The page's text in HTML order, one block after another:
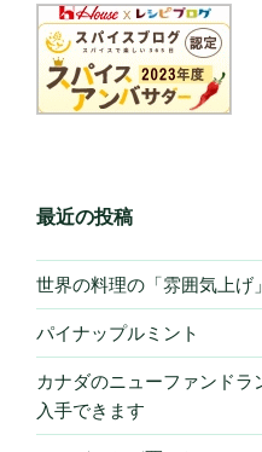
最近の投稿
世界の料理の「雰囲気上げ
パイナップルミント
カナダのニューファンド
入手できます